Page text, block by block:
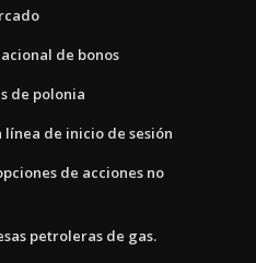
de bonos
de polonia
de inicio de sesión
de acciones no
petroleras de gas.